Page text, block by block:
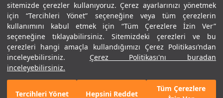
sitemizde çerezler kullanıyoruz. Çerez ayarlarınızı yönetmek
için “Tercihleri Yönet” seçeneğine veya tüm çerezlerin
kullanımını kabul etmek için “Tüm Çerezlere İzin Ver”
seçeneğine tıklayabilirsiniz. Sitemizdeki çerezleri ve bu
çerezleri hangi amaçla kullandığımızı Çerez Politikası’ndan
inceleyebilirsiniz.
Çerez Politikası'nı buradan
inceleyebilirsiniz.
Tercihleri Yönet Hepsini Reddet
Tüm Çerezlere
/ Beyaz
+ 7 Renk
Teslimat Bilgileri
İşlem Rehberi
İade ve Değişimler
Sıkça Sorulan Sorular
Beden Rehberi
Site Haritası
Ticari Bilgiler
Hükümler ve Koşullar
Gizlilik Politikası
Çerez Politikası
Kariyer
ETBİS
UA Sosyal Medya
Instagram
Facebook
Twitter
Popüler Kategoriler
Erkek Basketbol Ayakkabısı
Çocuk Basketbol Ayakkabısı
Erkek Eşofman